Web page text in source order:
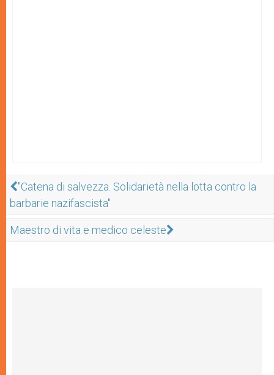
"Catena di salvezza. Solidarietà nella lotta contro la
barbarie nazifascista"
Maestro di vita e medico celeste